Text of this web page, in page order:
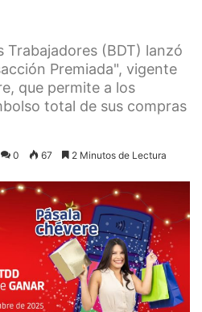
Trabajadores (BDT) lanzó
Premiada", vigente
que permite a los
total de sus compras
0 67 2 Minutos de Lectura